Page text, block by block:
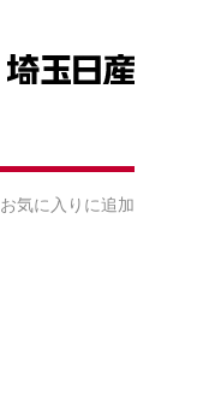
お気に入りに追加